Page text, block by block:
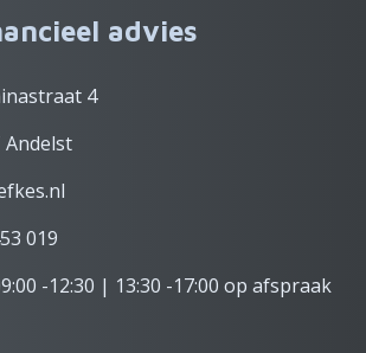
advies
4
Andelst
019
-12:30 | 13:30 -17:00 op afspraak